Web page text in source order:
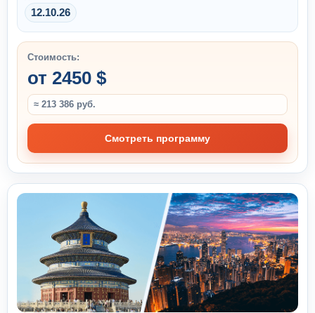
12.10.26
Стоимость:
от 2450 $
≈ 213 386 руб.
Смотреть программу